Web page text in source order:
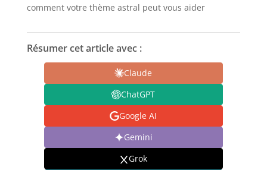
comment votre thème astral peut vous aider
Résumer cet article avec :
Claude
ChatGPT
Google AI
Gemini
Grok